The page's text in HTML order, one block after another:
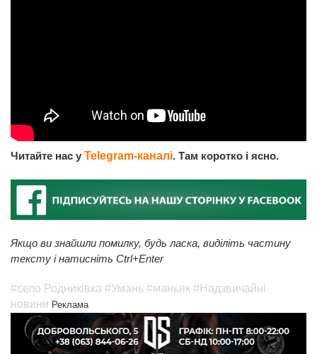
Читайте нас у Telegram-каналі. Там коротко і ясно.
Якщо ви знайшли помилку, будь ласка, виділіть частину
тексту і натисніть Ctrl+Enter
#село Родниківка #Умань #маньяк #Надзвичайні
новини Реклама